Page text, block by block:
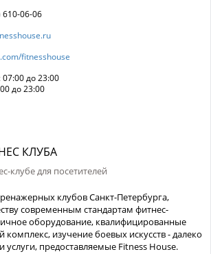
610-06-06
fitnesshouse
до 23:00
до 23:00
КЛУБА
клубе для посетителей
клубов Санкт-Петербурга,
современным стандартам фитнес-
оборудование, квалифицированные
изучение боевых искусств - далеко
услуги, предоставляемые Fitness House.